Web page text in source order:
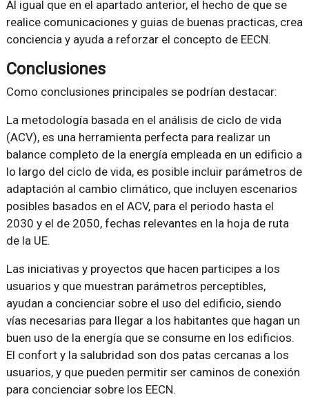
Al igual que en el apartado anterior, el hecho de que se
realice comunicaciones y guias de buenas practicas, crea
conciencia y ayuda a reforzar el concepto de EECN.
Conclusiones
Como conclusiones principales se podrían destacar:
La metodología basada en el análisis de ciclo de vida
(ACV), es una herramienta perfecta para realizar un
balance completo de la energía empleada en un edificio a
lo largo del ciclo de vida, es posible incluir parámetros de
adaptación al cambio climático, que incluyen escenarios
posibles basados en el ACV, para el periodo hasta el
2030 y el de 2050, fechas relevantes en la hoja de ruta
de la UE.
Las iniciativas y proyectos que hacen participes a los
usuarios y que muestran parámetros perceptibles,
ayudan a concienciar sobre el uso del edificio, siendo
vías necesarias para llegar a los habitantes que hagan un
buen uso de la energía que se consume en los edificios.
El confort y la salubridad son dos patas cercanas a los
usuarios, y que pueden permitir ser caminos de conexión
para concienciar sobre los EECN.